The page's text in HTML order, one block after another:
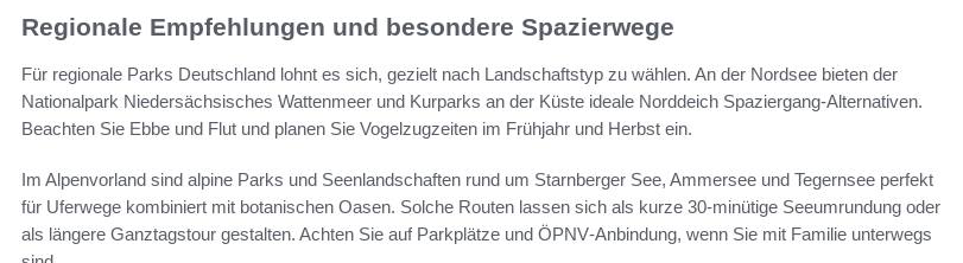
Regionale Empfehlungen und besondere Spazierwege
Für regionale Parks Deutschland lohnt es sich, gezielt nach Landschaftstyp zu wählen. An der Nordsee bieten der
Nationalpark Niedersächsisches Wattenmeer und Kurparks an der Küste ideale Norddeich Spaziergang‑Alternativen.
Beachten Sie Ebbe und Flut und planen Sie Vogelzugzeiten im Frühjahr und Herbst ein.
Im Alpenvorland sind alpine Parks und Seenlandschaften rund um Starnberger See, Ammersee und Tegernsee perfekt
für Uferwege kombiniert mit botanischen Oasen. Solche Routen lassen sich als kurze 30‑minütige Seeumrundung oder
als längere Ganztagstour gestalten. Achten Sie auf Parkplätze und ÖPNV‑Anbindung, wenn Sie mit Familie unterwegs